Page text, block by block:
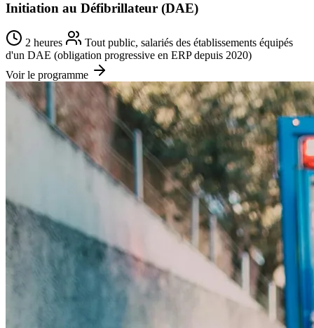
Initiation au Défibrillateur (DAE)
2 heures
Tout public, salariés des établissements équipés
d'un DAE (obligation progressive en ERP depuis 2020)
Voir le programme